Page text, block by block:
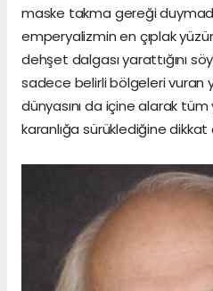
maske takma gereği
emperyalizmin en çıplak
dehşet dalgası yarattığını
sadece belirli bölgeleri vuran
dünyasını da içine alarak
karanlığa sürüklediğine dikkat